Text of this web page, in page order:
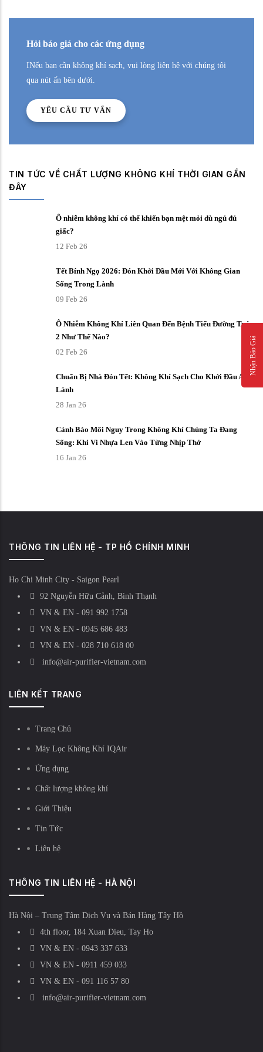
Hỏi báo giá cho các ứng dụng
INếu bạn cần không khí sạch, vui lòng liên hệ với chúng tôi
qua nút ấn bên dưới.
YÊU CẦU TƯ VẤN
TIN TỨC VỀ CHẤT LƯỢNG KHÔNG KHÍ THỜI GIAN GẦN
ĐÂY
Ô nhiễm không khí có thể khiến bạn mệt mỏi dù ngủ đủ
giấc?
12 Feb 26
Tết Bính Ngọ 2026: Đón Khởi Đầu Mới Với Không Gian
Sống Trong Lành
09 Feb 26
Ô Nhiễm Không Khí Liên Quan Đến Bệnh Tiểu Đường Tuýp
2 Như Thế Nào?
02 Feb 26
Chuẩn Bị Nhà Đón Tết: Không Khí Sạch Cho Khởi Đầu An
Lành
28 Jan 26
Cảnh Báo Mối Nguy Trong Không Khí Chúng Ta Đang
Sống: Khi Vi Nhựa Len Vào Từng Nhịp Thở
16 Jan 26
THÔNG TIN LIÊN HỆ - TP HỒ CHÍNH MINH
Ho Chi Minh City - Saigon Pearl
92 Nguyễn Hữu Cảnh, Bình Thạnh
VN & EN - 091 992 1758
VN & EN - 0945 686 483
VN & EN - 028 710 618 00
info@air-purifier-vietnam.com
LIÊN KẾT TRANG
Trang Chủ
Máy Lọc Không Khí IQAir
Ứng dụng
Chất lượng không khí
Giới Thiệu
Tin Tức
Liên hệ
THÔNG TIN LIÊN HỆ - HÀ NỘI
Hà Nội – Trung Tâm Dịch Vụ và Bán Hàng Tây Hồ
4th floor, 184 Xuan Dieu, Tay Ho
VN & EN - 0943 337 633
VN & EN - 0911 459 033
VN & EN - 091 116 57 80
info@air-purifier-vietnam.com
Nhận Báo Giá